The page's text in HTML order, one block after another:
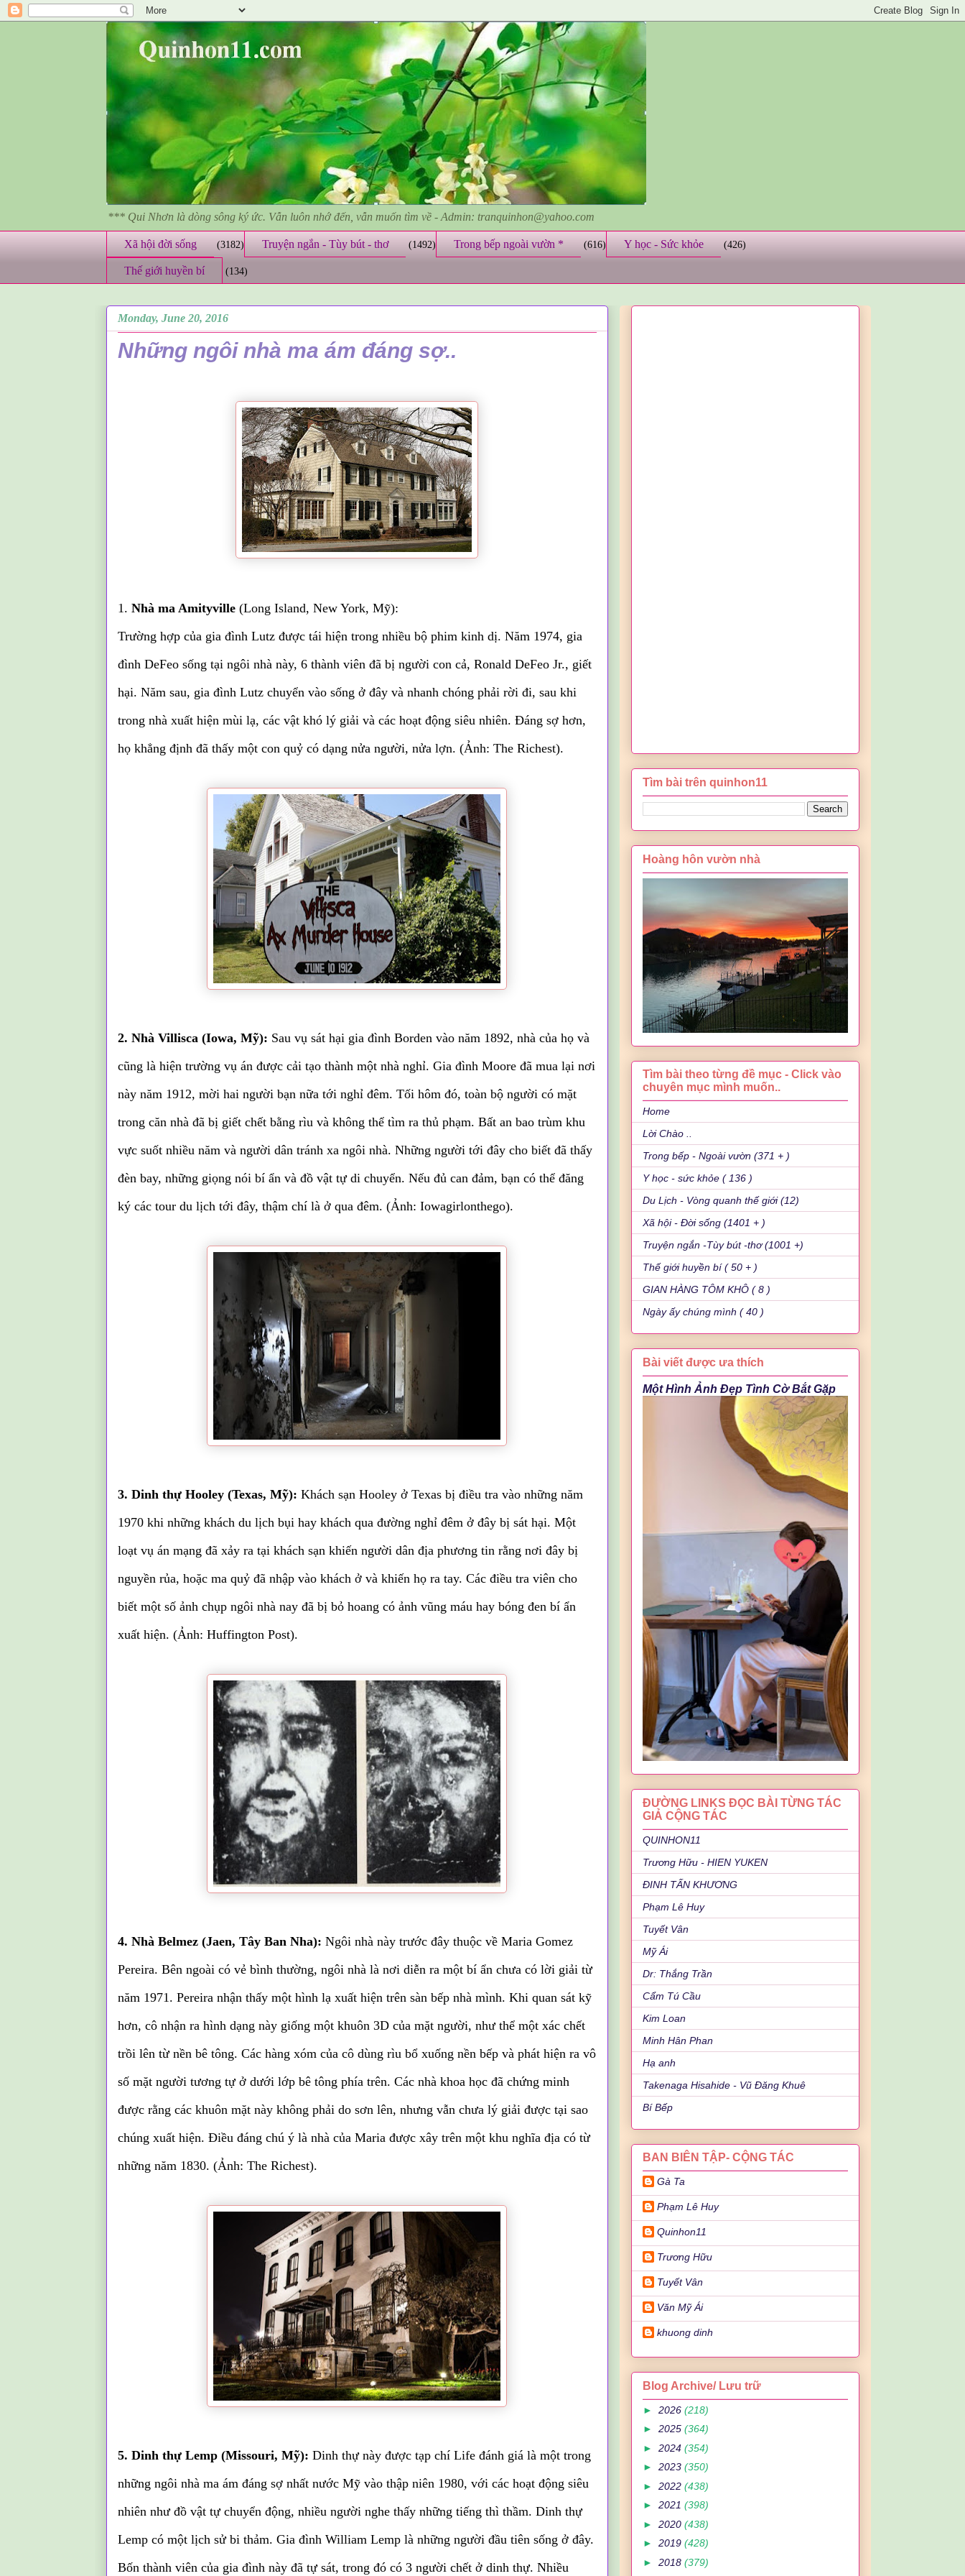
*** Qui Nhơn là dòng sông ký ức. Vẫn luôn nhớ đến, vẫn muốn tìm về - Admin: tranquinhon@yahoo.com
Xã hội đời sống (3182) Truyện ngắn - Tùy bút - thơ (1492) Trong bếp ngoài vườn * (616) Y học - Sức khỏe (426)
Thế giới huyền bí (134)
Monday, June 20, 2016
Những ngôi nhà ma ám đáng sợ..
1. Nhà ma Amityville (Long Island, New York, Mỹ):
Trường hợp của gia đình Lutz được tái hiện trong nhiều bộ phim kinh dị. Năm 1974, gia
đình DeFeo sống tại ngôi nhà này, 6 thành viên đã bị người con cả, Ronald DeFeo Jr., giết
hại. Năm sau, gia đình Lutz chuyển vào sống ở đây và nhanh chóng phải rời đi, sau khi
trong nhà xuất hiện mùi lạ, các vật khó lý giải và các hoạt động siêu nhiên. Đáng sợ hơn,
họ khẳng định đã thấy một con quỷ có dạng nửa người, nửa lợn. (Ảnh: The Richest).
2. Nhà Villisca (Iowa, Mỹ): Sau vụ sát hại gia đình Borden vào năm 1892, nhà của họ và
cũng là hiện trường vụ án được cải tạo thành một nhà nghỉ. Gia đình Moore đã mua lại nơi
này năm 1912, mời hai người bạn nữa tới nghỉ đêm. Tối hôm đó, toàn bộ người có mặt
trong căn nhà đã bị giết chết bằng rìu và không thể tìm ra thủ phạm. Bất an bao trùm khu
vực suốt nhiều năm và người dân tránh xa ngôi nhà. Những người tới đây cho biết đã thấy
đèn bay, những giọng nói bí ẩn và đồ vật tự di chuyển. Nếu đủ can đảm, bạn có thể đăng
ký các tour du lịch tới đây, thậm chí là ở qua đêm. (Ảnh: Iowagirlonthego).
3. Dinh thự Hooley (Texas, Mỹ): Khách sạn Hooley ở Texas bị điều tra vào những năm
1970 khi những khách du lịch bụi hay khách qua đường nghỉ đêm ở đây bị sát hại. Một
loạt vụ án mạng đã xảy ra tại khách sạn khiến người dân địa phương tin rằng nơi đây bị
nguyền rủa, hoặc ma quỷ đã nhập vào khách ở và khiến họ ra tay. Các điều tra viên cho
biết một số ảnh chụp ngôi nhà nay đã bị bỏ hoang có ảnh vũng máu hay bóng đen bí ẩn
xuất hiện. (Ảnh: Huffington Post).
4. Nhà Belmez (Jaen, Tây Ban Nha): Ngôi nhà này trước đây thuộc về Maria Gomez
Pereira. Bên ngoài có vẻ bình thường, ngôi nhà là nơi diễn ra một bí ẩn chưa có lời giải từ
năm 1971. Pereira nhận thấy một hình lạ xuất hiện trên sàn bếp nhà mình. Khi quan sát kỹ
hơn, cô nhận ra hình dạng này giống một khuôn 3D của mặt người, như thể một xác chết
trồi lên từ nền bê tông. Các hàng xóm của cô dùng rìu bổ xuống nền bếp và phát hiện ra vô
số mặt người tương tự ở dưới lớp bê tông phía trên. Các nhà khoa học đã chứng minh
được rằng các khuôn mặt này không phải do sơn lên, nhưng vẫn chưa lý giải được tại sao
chúng xuất hiện. Điều đáng chú ý là nhà của Maria được xây trên một khu nghĩa địa có từ
những năm 1830. (Ảnh: The Richest).
5. Dinh thự Lemp (Missouri, Mỹ): Dinh thự này được tạp chí Life đánh giá là một trong
những ngôi nhà ma ám đáng sợ nhất nước Mỹ vào thập niên 1980, với các hoạt động siêu
nhiên như đồ vật tự chuyển động, nhiều người nghe thấy những tiếng thì thầm. Dinh thự
Lemp có một lịch sử bi thảm. Gia đình William Lemp là những người đầu tiên sống ở đây.
Bốn thành viên của gia đình này đã tự sát, trong đó có 3 người chết ở dinh thự. Nhiều
Tìm bài trên quinhon11
Hoàng hôn vườn nhà
Tìm bài theo từng đề mục - Click vào
chuyên mục mình muốn..
Home
Lời Chào ..
Trong bếp - Ngoài vườn (371 + )
Y học - sức khỏe ( 136 )
Du Lịch - Vòng quanh thế giới (12)
Xã hội - Đời sống (1401 + )
Truyện ngắn -Tùy bút -thơ (1001 +)
Thế giới huyền bí ( 50 + )
GIAN HÀNG TÔM KHÔ ( 8 )
Ngày ấy chúng mình ( 40 )
Bài viết được ưa thích
Một Hình Ảnh Đẹp Tình Cờ Bắt Gặp
ĐƯỜNG LINKS ĐỌC BÀI TỪNG TÁC
GIẢ CỘNG TÁC
QUINHON11
Trương Hữu - HIEN YUKEN
ĐINH TẤN KHƯƠNG
Phạm Lê Huy
Tuyết Vân
Mỹ Ái
Dr: Thắng Trần
Cẩm Tú Cầu
Kim Loan
Minh Hân Phan
Hạ anh
Takenaga Hisahide - Vũ Đăng Khuê
Bí Bếp
BAN BIÊN TẬP- CỘNG TÁC
Gà Ta
Phạm Lê Huy
Quinhon11
Trương Hữu
Tuyết Vân
Văn Mỹ Ái
khuong dinh
Blog Archive/ Lưu trữ
► 2026 (218)
► 2025 (364)
► 2024 (354)
► 2023 (350)
► 2022 (438)
► 2021 (398)
► 2020 (438)
► 2019 (428)
► 2018 (379)